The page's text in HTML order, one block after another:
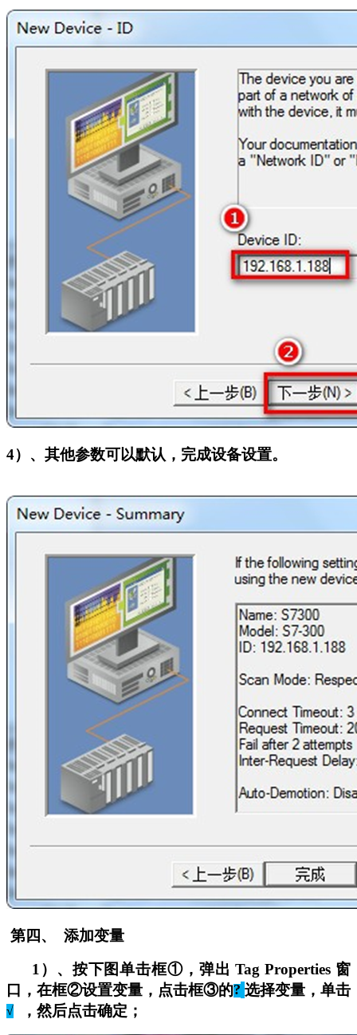
4）、其他参数可以默认，完成设备设置。
第四 、 添加变量
1 ）、按下图单击框①，弹出 Tag Properties 窗
口，在框②设置变量，点击框③的? 选择变量，单击
√ ，然后点击确定；